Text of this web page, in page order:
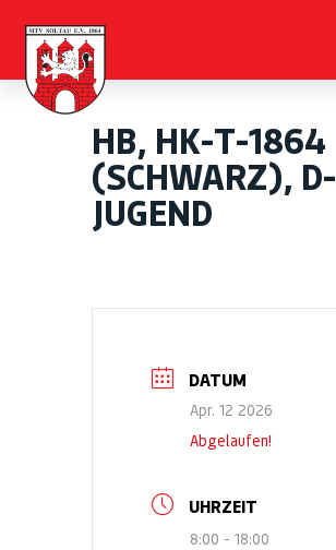
HB, HK-T-1864
(SCHWARZ), D-
JUGEND
DATUM
Apr. 12 2026
Abgelaufen!
UHRZEIT
8:00 - 18:00